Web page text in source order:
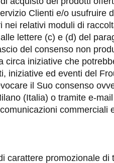
Clienti e/o usufruire
relativi moduli di
lettere (c) e (d) del
del consenso non
iniziative che
iniziative ed eventi del
il Suo consenso
(Italia) o tramite e-mail
carattere promozionale